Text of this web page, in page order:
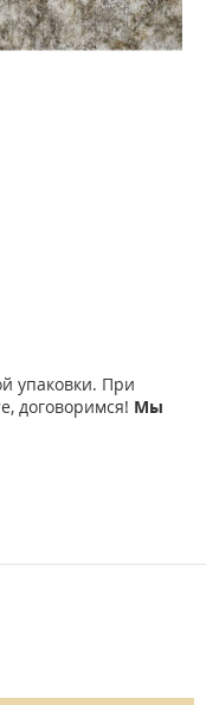
упаковки. При
договоримся! Мы